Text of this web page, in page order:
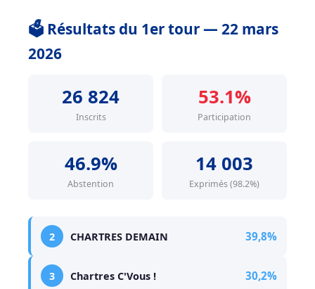
🗳️ Résultats du 1er tour — 22 mars
2026
26 824
Inscrits
53.1%
Participation
46.9%
Abstention
14 003
Exprimés (98.2%)
2 CHARTRES DEMAIN 39,8%
3 Chartres C'Vous ! 30,2%